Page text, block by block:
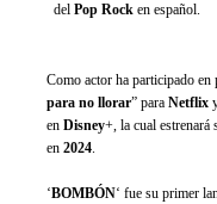
del Pop Rock en español.
Como actor ha participado en
para no llorar” para Netflix
en Disney+, la cual estrenará
en 2024.
‘BOMBÓN‘ fue su primer